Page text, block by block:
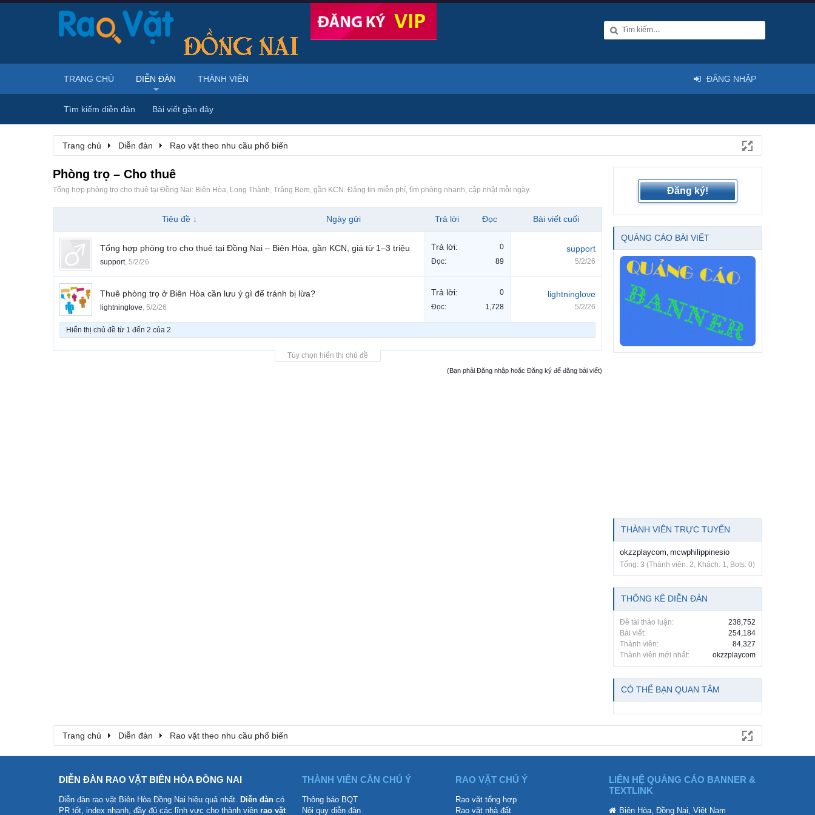
Trang chủ Diễn đàn Rao vặt theo nhu cầu phổ biến
Phòng trọ – Cho thuê
Tổng hợp phòng trọ cho thuê tại Đồng Nai: Biên Hòa, Long Thành, Trảng Bom, gần KCN. Đăng tin miễn phí, tìm phòng nhanh, cập nhật mỗi ngày.
Tiêu đề ↓ Ngày gửi Trả lời Đọc Bài viết cuối
Tổng hợp phòng trọ cho thuê tại Đồng Nai – Biên Hòa, gần KCN, giá từ 1–3 triệu
support, 5/2/26
Trả lời:
0
Đọc:
89
support
5/2/26
Thuê phòng trọ ở Biên Hòa cần lưu ý gì để tránh bị lừa?
lightninglove, 5/2/26
Trả lời:
0
Đọc:
1,728
lightninglove
5/2/26
Hiển thị chủ đề từ 1 đến 2 của 2
Tùy chọn hiển thị chủ đề
(Bạn phải Đăng nhập hoặc Đăng ký để đăng bài viết)
Đăng ký!
QUẢNG CÁO BÀI VIẾT
THÀNH VIÊN TRỰC TUYẾN
okzzplaycom, mcwphilippinesio
Tổng: 3 (Thành viên: 2, Khách: 1, Bots: 0)
THỐNG KÊ DIỄN ĐÀN
Đề tài thảo luận:
238,752
Bài viết:
254,184
Thành viên:
84,327
Thành viên mới nhất:
okzzplaycom
CÓ THỂ BẠN QUAN TÂM
Trang chủ Diễn đàn Rao vặt theo nhu cầu phổ biến
TRANG CHỦ DIỄN ĐÀN
Tìm kiếm diễn đàn Bài viết gần đây
THÀNH VIÊN ĐĂNG NHẬP
DIỄN ĐÀN RAO VẶT BIÊN HÒA ĐỒNG NAI
Diễn đàn rao vặt Biên Hòa Đồng Nai hiệu quả nhất. Diễn đàn có
PR tốt, index nhanh, đầy đủ các lĩnh vực cho thành viên rao vặt
THÀNH VIÊN CẦN CHÚ Ý
Thông báo BQT
Nội quy diễn đàn
RAO VẶT CHÚ Ý
Rao vặt tổng hợp
Rao vặt nhà đất
LIÊN HỆ QUẢNG CÁO BANNER &
TEXTLINK
Biên Hòa, Đồng Nai, Việt Nam